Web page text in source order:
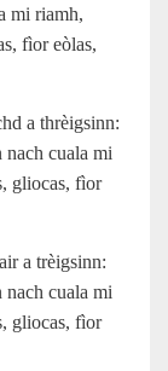
mi riamh,
fìor eòlas,
a thrèigsinn:
nach cuala mi
gliocas, fìor
a trèigsinn:
nach cuala mi
gliocas, fìor